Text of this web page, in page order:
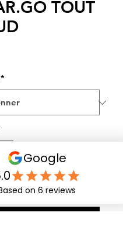
TOUT
*
dans le panier !